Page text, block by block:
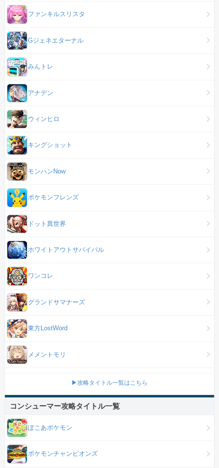
ファンキルスリスタ
Gジェネエターナル
みんトレ
アナデン
ウィンヒロ
キングショット
モンハンNow
ポケモンフレンズ
ドット異世界
ホワイトアウトサバイバル
ワンコレ
グランドサマナーズ
東方LostWord
メメントモリ
▶攻略タイトル一覧はこちら
コンシューマー攻略タイトル一覧
ぽこあポケモン
ポケモンチャンピオンズ